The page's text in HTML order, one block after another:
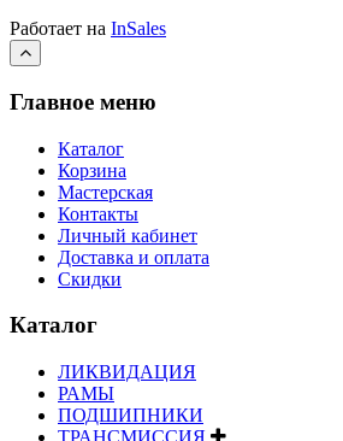
Работает на InSales
Главное меню
Каталог
Корзина
Мастерская
Контакты
Личный кабинет
Доставка и оплата
Скидки
Каталог
ЛИКВИДАЦИЯ
РАМЫ
ПОДШИПНИКИ
ТРАНСМИССИЯ